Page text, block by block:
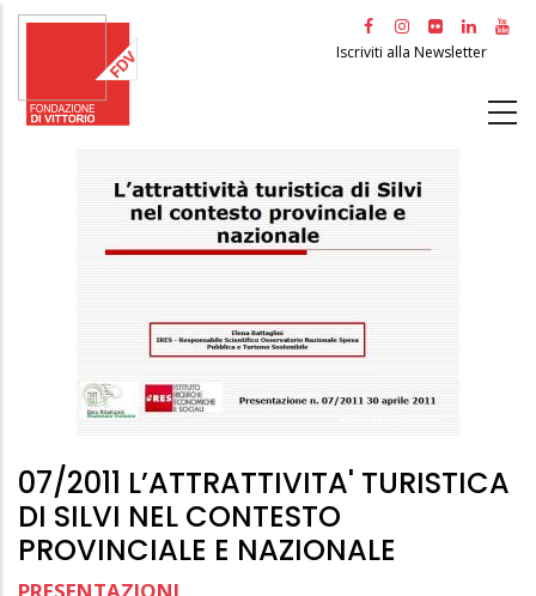
Salta
principale
Iscriviti alla Newsletter
07/2011 L’ATTRATTIVITA' TURISTICA
DI SILVI NEL CONTESTO
PROVINCIALE E NAZIONALE